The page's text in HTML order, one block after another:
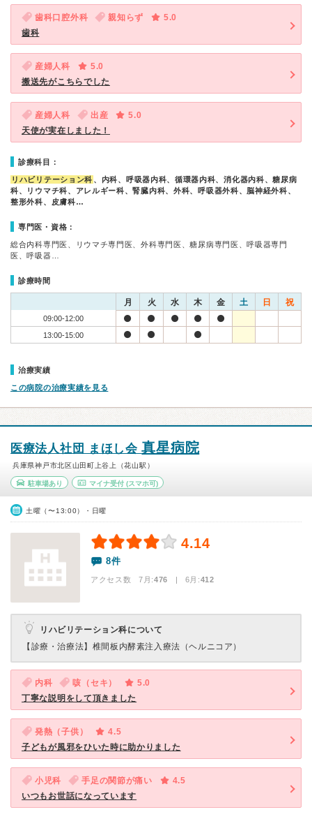
歯科口腔外科 親知らず
5.0
歯科
産婦人科
5.0
搬送先がこちらでした
産婦人科 出産
5.0
天使が実在しました！
診療科目：
リハビリテーション科 、内科、呼吸器内科、循環器内科、消化器内科、糖尿病
科、リウマチ科、アレルギー科、腎臓内科、外科、呼吸器外科、脳神経外科、
整形外科、皮膚科…
専門医・資格：
総合内科専門医、リウマチ専門医、外科専門医、糖尿病専門医、呼吸器専門
医、呼吸器…
診療時間
月 火 水 木 金 土 日 祝
09:00-12:00
13:00-15:00
治療実績
この病院の治療実績を見る
医療法人社団 まほし会真星病院
兵庫県神戸市北区山田町上谷上（花山駅）
駐車場あり マイナ受付(スマホ可)
土曜（〜13:00）・日曜
4.14
8件
アクセス数 7月:476 | 6月:412
リハビリテーション科について
【診療・治療法】 椎間板内酵素注入療法（ヘルニコア）
内科 咳（セキ）
5.0
丁寧な説明をして頂きました
発熱（子供）
4.5
子どもが風邪をひいた時に助かりました
小児科 手足の関節が痛い
4.5
いつもお世話になっています